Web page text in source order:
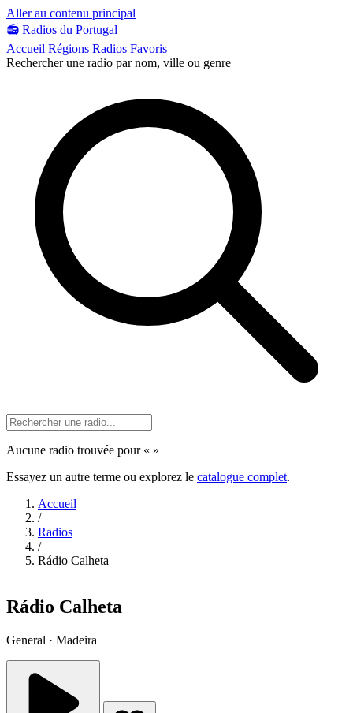
Aller au contenu principal
📻 Radios du Portugal
Accueil Régions Radios Favoris
Rechercher une radio par nom, ville ou genre
Aucune radio trouvée pour « »
Essayez un autre terme ou explorez le catalogue complet.
Accueil
/
Radios
/
Rádio Calheta
Rádio Calheta
General · Madeira